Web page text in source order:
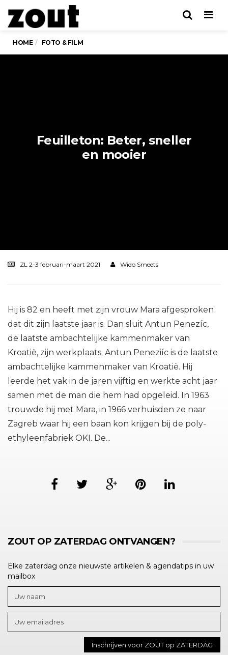
HOME FOTO & FILM
Feuilleton: Beter, sneller
en mooier
ZL 2-3 februari-maart 2021 Wido Smeets
Hij is 82 en heeft met zijn vrouw Mara afgesproken
dat dit zijn laatste jaar is. Dan sluit Antun Penezíc,
de laatste ambachtelijke kammenmaker van
Kroatië, zijn werkplaats. Antun Peneziíc is de laatste
ambachtelijke kammenmaker van Kroatië. Hij
leerde het vak in de jaren vijftig en werkte acht jaar
samen met de man die hem had opgeleid. In 1963
trouwde hij met Mara, in 1966 verhuisden ze naar
Zagreb waar hij een baan kon krijgen bij de poly-
ethyleenfabriek OKI. De...
ZOUT OP ZATERDAG ONTVANGEN?
Elke zaterdag onze nieuwste artikelen & agendatips in uw
mailbox